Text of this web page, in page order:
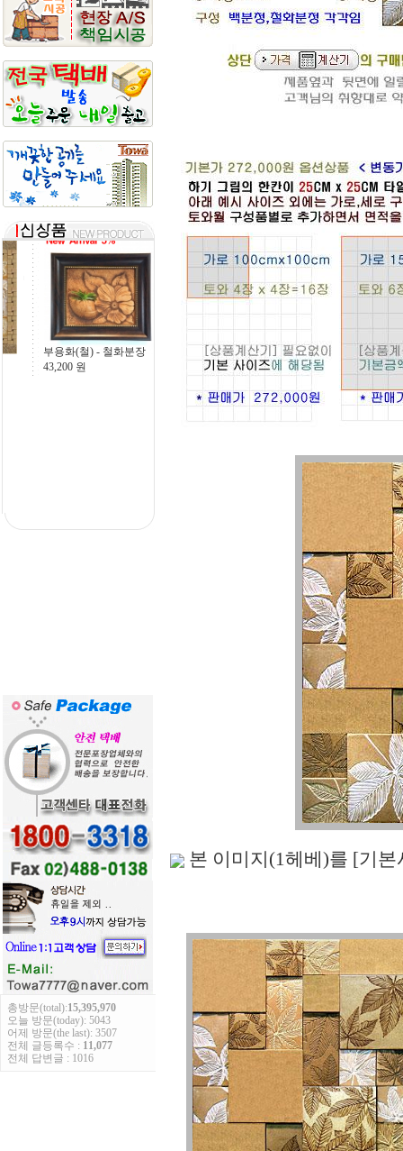
[이중섭- 물고기], 15
756,000
원
총방문(total):15,395,970
오늘 방문(today): 5043
어제 방문(the last): 3507
전체 글등록수 :11,077
전체 답변글 : 1016
본 이미지(1헤베)를 [기